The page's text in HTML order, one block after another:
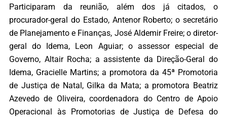
Participaram da reunião, além dos já citados, o
procurador-geral do Estado, Antenor Roberto; o secretário
de Planejamento e Finanças, José Aldemir Freire; o diretor-
geral do Idema, Leon Aguiar; o assessor especial de
Governo, Altair Rocha; a assistente da Direção-Geral do
Idema, Gracielle Martins; a promotora da 45ª Promotoria
de Justiça de Natal, Gilka da Mata; a promotora Beatriz
Azevedo de Oliveira, coordenadora do Centro de Apoio
Operacional às Promotorias de Justiça de Defesa do